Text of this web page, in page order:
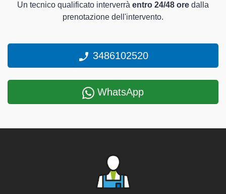
Un tecnico qualificato interverrà entro 24/48 ore dalla
prenotazione dell'intervento.
3486102520
WhatsApp